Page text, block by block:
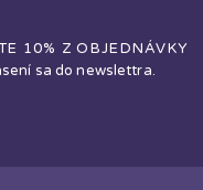
10% Z OBJEDNÁVKY
sa do newslettra.